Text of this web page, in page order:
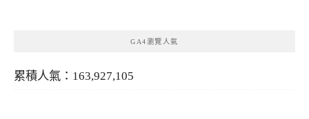
GA4瀏覽人氣
累積人氣：163,927,105